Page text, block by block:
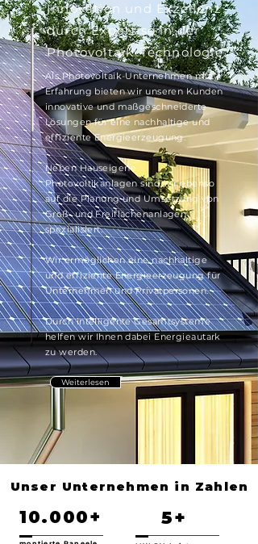
Innovation und Exzellenz
durch Expertise in der
Photovoltaik-Technologie.
Als Photovoltaik-Unternehmen mit
Erfahrung bieten wir unseren Kunden
innovative und maßgeschneiderte
Lösungen für eine nachhaltige und
effiziente Energieerzeugung.
Neben Hauseigene
Photovoltikanlagen sind wir ebenso
auf die Planung und Umsetzung von
Groß- und Freiflächenanlagen
spezialisiert.
Wir ermöglichen eine nachhaltige
und effiziente Energieerzeugung für
Unternehmen und Privatpersonen.
Durch intelligente Gesamtsysteme
helfen wir Ihnen dabei Energieautark
zu werden.
Weiterlesen
Unser Unternehmen in Zahlen
10.000+ 5+